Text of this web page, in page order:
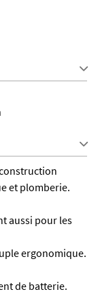
et plomberie.
aussi pour les
ergonomique.
de batterie.